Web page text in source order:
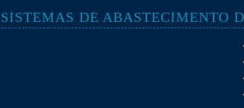
SISTEMAS DE ABASTECIMENTO